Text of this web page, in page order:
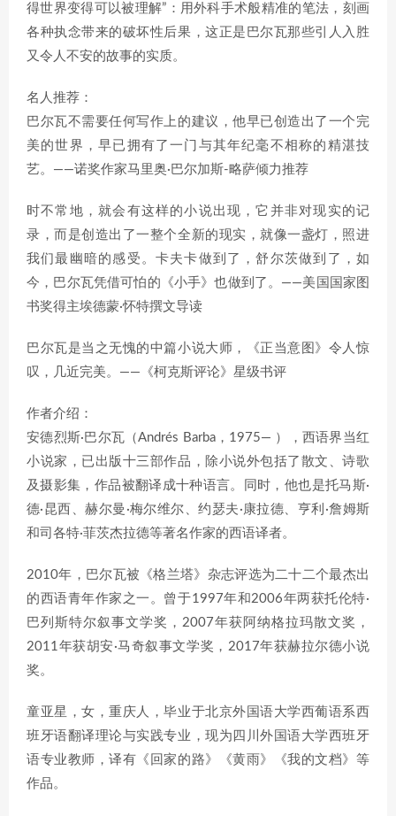
得世界变得可以被理解”：用外科手术般精准的笔法，刻画
各种执念带来的破坏性后果，这正是巴尔瓦那些引人入胜
又令人不安的故事的实质。
名人推荐：
巴尔瓦不需要任何写作上的建议，他早已创造出了一个完
美的世界，早已拥有了一门与其年纪毫不相称的精湛技
艺。——诺奖作家马里奥·巴尔加斯-略萨倾力推荐
时不常地，就会有这样的小说出现，它并非对现实的记
录，而是创造出了一整个全新的现实，就像一盏灯，照进
我们最幽暗的感受。卡夫卡做到了，舒尔茨做到了，如
今，巴尔瓦凭借可怕的《小手》也做到了。——美国国家图
书奖得主埃德蒙·怀特撰文导读
巴尔瓦是当之无愧的中篇小说大师，《正当意图》令人惊
叹，几近完美。——《柯克斯评论》星级书评
作者介绍：
安德烈斯·巴尔瓦（Andrés Barba，1975— ），西语界当红
小说家，已出版十三部作品，除小说外包括了散文、诗歌
及摄影集，作品被翻译成十种语言。同时，他也是托马斯·
德·昆西、赫尔曼·梅尔维尔、约瑟夫·康拉德、亨利·詹姆斯
和司各特·菲茨杰拉德等著名作家的西语译者。
2010年，巴尔瓦被《格兰塔》杂志评选为二十二个最杰出
的西语青年作家之一。曾于1997年和2006年两获托伦特·
巴列斯特尔叙事文学奖，2007年获阿纳格拉玛散文奖，
2011年获胡安·马奇叙事文学奖，2017年获赫拉尔德小说
奖。
童亚星，女，重庆人，毕业于北京外国语大学西葡语系西
班牙语翻译理论与实践专业，现为四川外国语大学西班牙
语专业教师，译有《回家的路》《黄雨》《我的文档》等
作品。